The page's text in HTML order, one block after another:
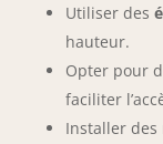
Utiliser des
hauteur.
Opter pour
faciliter
Installer des